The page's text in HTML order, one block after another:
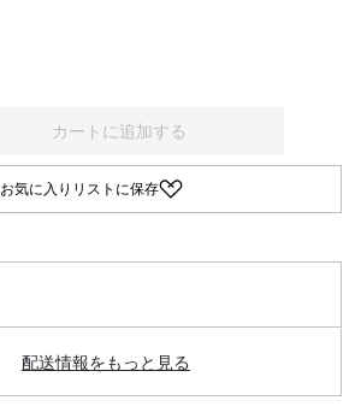
カートに追加する
お気に入りリストに保存
配送情報をもっと見る